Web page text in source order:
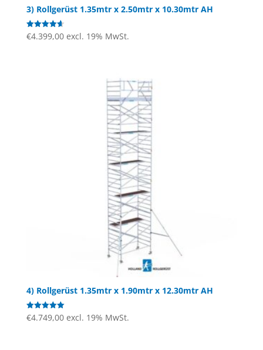
3) Rollgerüst 1.35mtr x 2.50mtr x 10.30mtr AH
Bewertet
mit
€4.399,00 excl. 19% MwSt.
4) Rollgerüst 1.35mtr x 1.90mtr x 12.30mtr AH
Bewertet mit
5.00
€4.749,00 excl. 19% MwSt.